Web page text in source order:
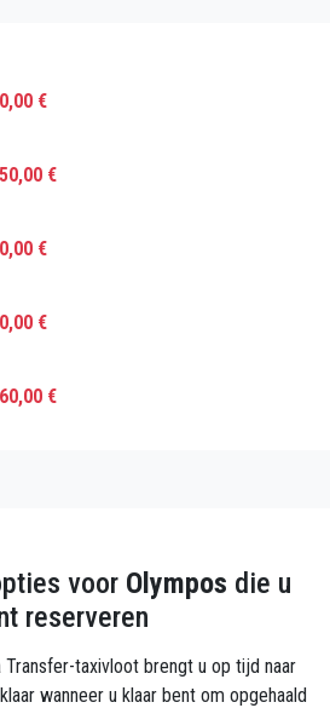
met retourtransfers,
en hoteltransfers, enz.
van uw hotel naar
in en rond Olympos.
en hoteltransfers presenteren
€
€
€
€
€
voor Olympos die u
reserveren
taxivloot brengt u op tijd naar
wanneer u klaar bent om opgehaald